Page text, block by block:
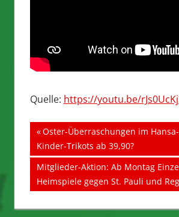
Quelle: https://youtu.be/
Vorheriger
Beitrag:
Oster-Überraschungen im
Kinder-Trikots ab 39,90?
Nächster
Beitrag:
Mitglieder-Aktion: Ab Montag
Heimspiele gegen St. Pauli und